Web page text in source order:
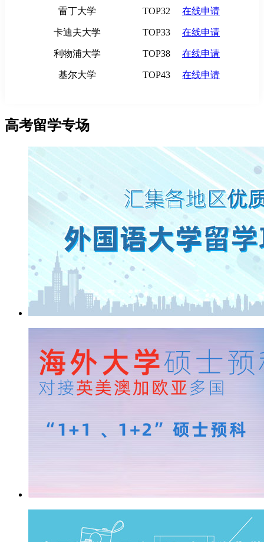
雷丁大学 TOP32 在线申请
卡迪夫大学 TOP33 在线申请
利物浦大学 TOP38 在线申请
基尔大学 TOP43 在线申请
高考留学专场